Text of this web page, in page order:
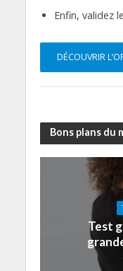
Enfin, validez
DÉCOUVRIR
Bons plans du
Test